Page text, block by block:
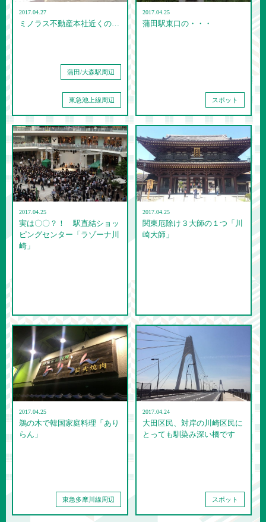
2017.04.27
ミノラス不動産本社近くの…
蒲田/大森駅周辺
東急池上線周辺
2017.04.25
蒲田駅東口の・・・
スポット
2017.04.25
実は〇〇？！ 駅直結ショッ
ピングセンター「ラゾーナ川
崎」
2017.04.25
関東厄除け３大師の１つ「川
崎大師」
2017.04.25
鵜の木で韓国家庭料理「あり
らん」
東急多摩川線周辺
2017.04.24
大田区民、対岸の川崎区民に
とっても馴染み深い橋です
スポット